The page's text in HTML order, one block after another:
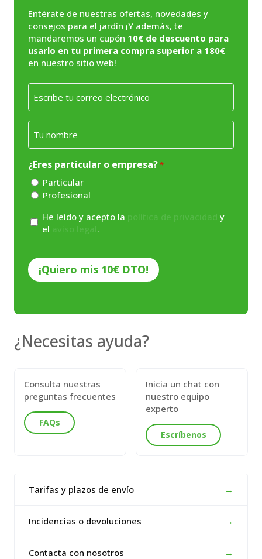
Entérate de nuestras ofertas, novedades y
consejos para el jardín ¡Y además, te
mandaremos un cupón 10€ de descuento para
usarlo en tu primera compra superior a 180€
en nuestro sitio web!
Email
Nombre
¿Eres particular o empresa?*
Particular
Profesional
Consentimiento
He leído y acepto la política de privacidad y
el aviso legal.
¿Necesitas ayuda?
Consulta nuestras
preguntas frecuentes
FAQs
Inicia un chat con
nuestro equipo
experto
Escríbenos
Tarifas y plazos de envío →
Incidencias o devoluciones →
Contacta con nosotros →